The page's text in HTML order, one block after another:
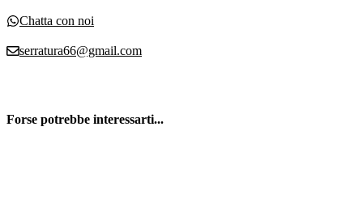
Chatta con noi
serratura66@gmail.com
Forse potrebbe interessarti...